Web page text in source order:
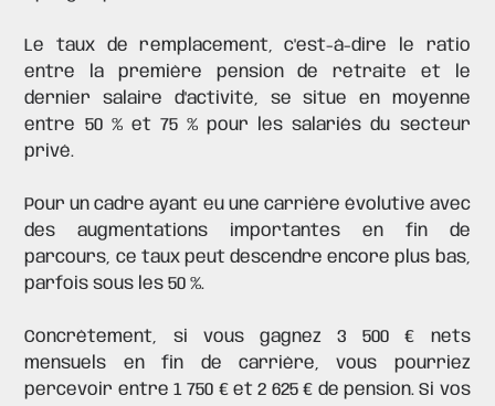
Le taux de remplacement, c'est-à-dire le ratio
entre la première pension de retraite et le
dernier salaire d'activité, se situe en moyenne
entre 50 % et 75 % pour les salariés du secteur
privé.
Pour un cadre ayant eu une carrière évolutive avec
des augmentations importantes en fin de
parcours, ce taux peut descendre encore plus bas,
parfois sous les 50 %.
Concrètement, si vous gagnez 3 500 € nets
mensuels en fin de carrière, vous pourriez
percevoir entre 1 750 € et 2 625 € de pension. Si vos